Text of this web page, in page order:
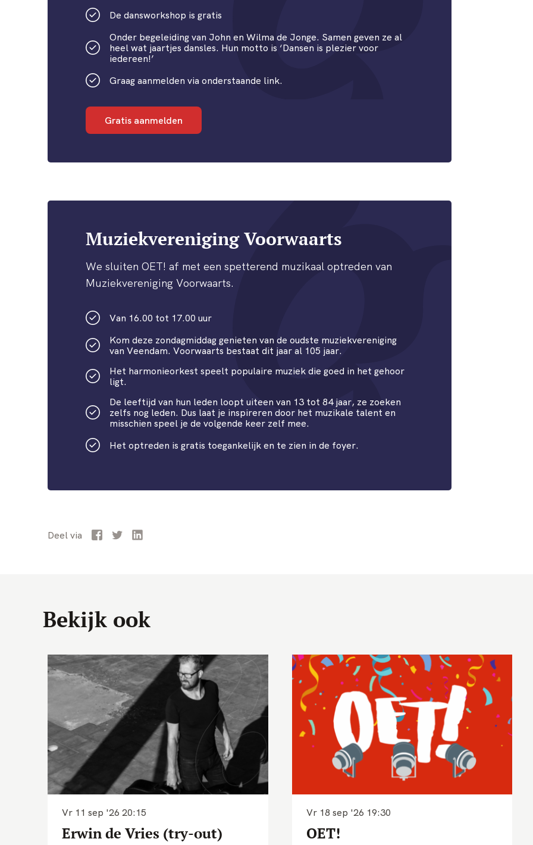
De dansworkshop is gratis
Onder begeleiding van John en Wilma de Jonge. Samen geven ze al
heel wat jaartjes dansles. Hun motto is ‘Dansen is plezier voor
iedereen!’
Graag aanmelden via onderstaande link.
Gratis aanmelden
Muziekvereniging Voorwaarts
We sluiten OET! af met een spetterend muzikaal optreden van
Muziekvereniging Voorwaarts.
Van 16.00 tot 17.00 uur
Kom deze zondagmiddag genieten van de oudste muziekvereniging
van Veendam. Voorwaarts bestaat dit jaar al 105 jaar.
Het harmonieorkest speelt populaire muziek die goed in het gehoor
ligt.
De leeftijd van hun leden loopt uiteen van 13 tot 84 jaar, ze zoeken
zelfs nog leden. Dus laat je inspireren door het muzikale talent en
misschien speel je de volgende keer zelf mee.
Het optreden is gratis toegankelijk en te zien in de foyer.
Deel via Facebook
Twitter
Bekijk ook
Vr 11 sep '26 20:15
Erwin de Vries (try-out)
Vr 18 sep '26 19:30
OET!